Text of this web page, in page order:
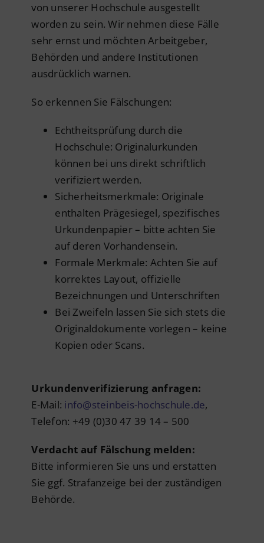
von unserer Hochschule ausgestellt
worden zu sein. Wir nehmen diese Fälle
sehr ernst und möchten Arbeitgeber,
Behörden und andere Institutionen
ausdrücklich warnen.
So erkennen Sie Fälschungen:
Echtheitsprüfung durch die
Hochschule: Originalurkunden
können bei uns direkt schriftlich
verifiziert werden.
Sicherheitsmerkmale: Originale
enthalten Prägesiegel, spezifisches
Urkundenpapier – bitte achten Sie
auf deren Vorhandensein.
Formale Merkmale: Achten Sie auf
korrektes Layout, offizielle
Bezeichnungen und Unterschriften
Bei Zweifeln lassen Sie sich stets die
Originaldokumente vorlegen – keine
Kopien oder Scans.
Urkundenverifizierung anfragen:
E-Mail: info@steinbeis-hochschule.de,
Telefon: +49 (0)30 47 39 14 – 500
Verdacht auf Fälschung melden:
Bitte informieren Sie uns und erstatten
Sie ggf. Strafanzeige bei der zuständigen
Behörde.